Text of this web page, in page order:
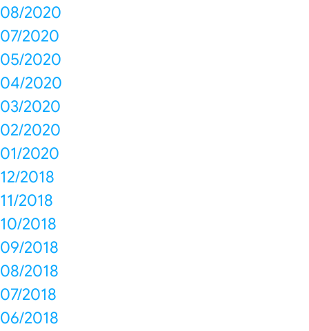
08/2020
07/2020
05/2020
04/2020
03/2020
02/2020
01/2020
12/2018
11/2018
10/2018
09/2018
08/2018
07/2018
06/2018